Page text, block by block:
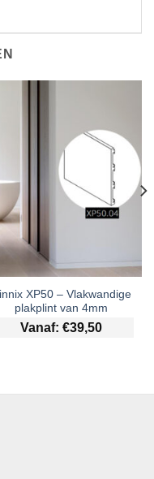
XP50 – Vlakwandige
plakplint van 4mm
Vanaf: €39,50